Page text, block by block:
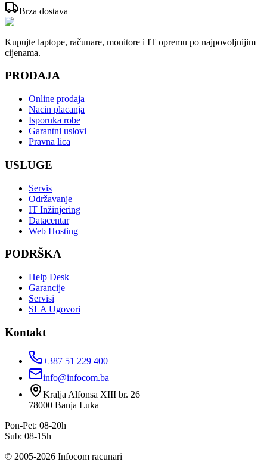
Brza dostava
Kupujte laptope, računare, monitore i IT opremu po najpovoljnijim
cijenama.
PRODAJA
Online prodaja
Nacin placanja
Isporuka robe
Garantni uslovi
Pravna lica
USLUGE
Servis
Održavanje
IT Inžinjering
Datacentar
Web Hosting
PODRŠKA
Help Desk
Garancije
Servisi
SLA Ugovori
Kontakt
+387 51 229 400
info@infocom.ba
Kralja Alfonsa XIII br. 26
78000 Banja Luka
Pon-Pet: 08-20h
Sub: 08-15h
© 2005-2026 Infocom racunari